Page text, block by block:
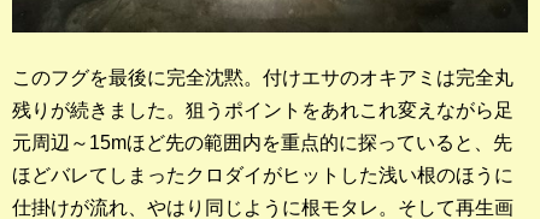
このフグを最後に完全沈黙。付けエサのオキアミは完全丸
残りが続きました。狙うポイントをあれこれ変えながら足
元周辺～15mほど先の範囲内を重点的に探っていると、先
ほどバレてしまったクロダイがヒットした浅い根のほうに
仕掛けが流れ、やはり同じように根モタレ。そして再生画